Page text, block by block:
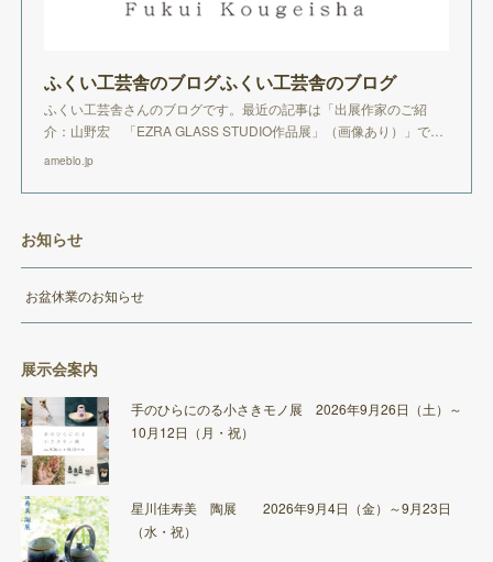
ふくい工芸舎のブログふくい工芸舎のブログ
ふくい工芸舎さんのブログです。最近の記事は「出展作家のご紹
介：山野宏 「EZRA GLASS STUDIO作品展」（画像あり）」で…
ameblo.jp
お知らせ
お盆休業のお知らせ
展示会案内
手のひらにのる小さきモノ展 2026年9月26日（土）～
10月12日（月・祝）
星川佳寿美 陶展 2026年9月4日（金）～9月23日
（水・祝）